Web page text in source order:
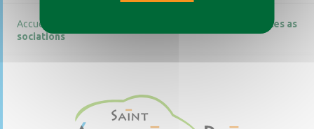
Accueil
Pour les as
sociations